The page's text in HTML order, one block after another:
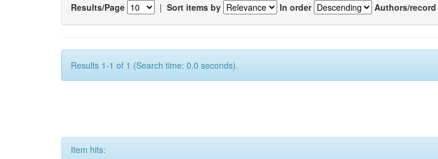
Results/Page | Sort items by In order Authors/record
Results 1-1 of 1 (Search time: 0.0 seconds).
Item hits: